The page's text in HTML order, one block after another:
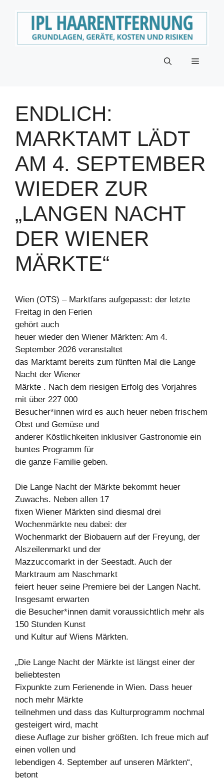
Menü
ENDLICH:
MARKTAMT LÄDT
AM 4. SEPTEMBER
WIEDER ZUR
„LANGEN NACHT
DER WIENER
MÄRKTE“
Wien (OTS) – Marktfans aufgepasst: der letzte
Freitag in den Ferien
gehört auch
heuer wieder den Wiener Märkten: Am 4.
September 2026 veranstaltet
das Marktamt bereits zum fünften Mal die Lange
Nacht der Wiener
Märkte . Nach dem riesigen Erfolg des Vorjahres
mit über 227 000
Besucher*innen wird es auch heuer neben frischem
Obst und Gemüse und
anderer Köstlichkeiten inklusiver Gastronomie ein
buntes Programm für
die ganze Familie geben.
Die Lange Nacht der Märkte bekommt heuer
Zuwachs. Neben allen 17
fixen Wiener Märkten sind diesmal drei
Wochenmärkte neu dabei: der
Wochenmarkt der Biobauern auf der Freyung, der
Alszeilenmarkt und der
Mazzuccomarkt in der Seestadt. Auch der
Marktraum am Naschmarkt
feiert heuer seine Premiere bei der Langen Nacht.
Insgesamt erwarten
die Besucher*innen damit voraussichtlich mehr als
150 Stunden Kunst
und Kultur auf Wiens Märkten.
„Die Lange Nacht der Märkte ist längst einer der
beliebtesten
Fixpunkte zum Ferienende in Wien. Dass heuer
noch mehr Märkte
teilnehmen und dass das Kulturprogramm nochmal
gesteigert wird, macht
diese Auflage zur bisher größten. Ich freue mich auf
einen vollen und
lebendigen 4. September auf unseren Märkten“,
betont